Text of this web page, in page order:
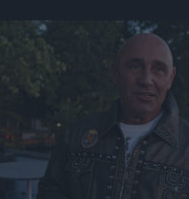
Jön még kép!